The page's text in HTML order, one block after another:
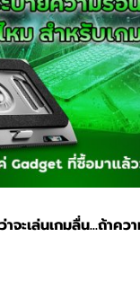
จะเล่นเกมลื่น...ถ้าคว